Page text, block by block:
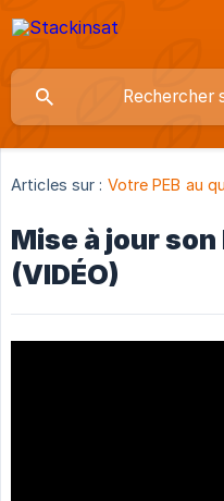
Articles sur : Votre PEB au
Mise à jour
(VIDÉO)